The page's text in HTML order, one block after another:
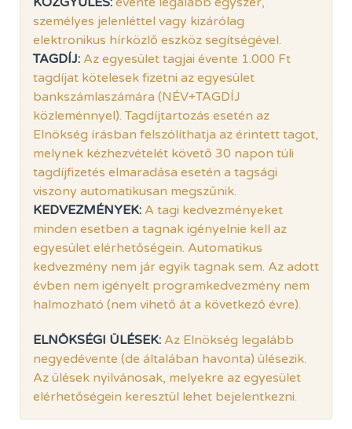
személyes jelenléttel vagy kizárólag
elektronikus hírközlő eszköz segítségével.
TAGDÍJ: Az egyesület tagjai évente 1.000 Ft
tagdíjat kötelesek fizetni az egyesület
bankszámlaszámára (NÉV+TAGDÍJ
közleménnyel). Tagdíjtartozás esetén az
Elnökség írásban felszólíthatja az érintett tagot,
melynek kézhezvételét követő 30 napon túli
tagdíjfizetés elmaradása esetén a tagsági
viszony automatikusan megszűnik.
KEDVEZMÉNYEK: A tagi kedvezményeket
minden esetben a tagnak igényelnie kell az
egyesület elérhetőségein. Automatikus
kedvezmény nem jár egyik tagnak sem. Az adott
évben nem igényelt programkedvezmény nem
halmozható (nem vihető át a következő évre).
ELNÖKSÉGI ÜLÉSEK: Az Elnökség legalább
negyedévente (de általában havonta) ülésezik.
Az ülések nyilvánosak, melyekre az egyesület
elérhetőségein keresztül lehet bejelentkezni.